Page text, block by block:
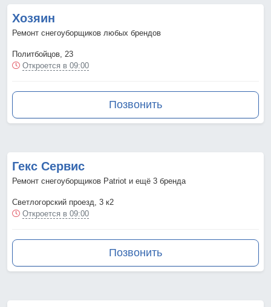
Хозяин
Ремонт снегоуборщиков любых брендов
Политбойцов, 23
Откроется в 09:00
Позвонить
Гекс Сервис
Ремонт снегоуборщиков Patriot и ещё 3 бренда
Светлогорский проезд, 3 к2
Откроется в 09:00
Позвонить